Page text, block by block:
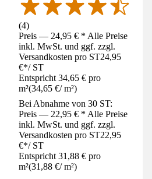
(4)
Preis — 24,95 € * Alle Preise
inkl. MwSt. und ggf. zzgl.
Versandkosten pro ST24,95
€*/ ST
Entspricht 34,65 € pro
m²(34,65 €/ m²)
Bei Abnahme von 30 ST:
Preis — 22,95 € * Alle Preise
inkl. MwSt. und ggf. zzgl.
Versandkosten pro ST22,95
€*/ ST
Entspricht 31,88 € pro
m²(31,88 €/ m²)